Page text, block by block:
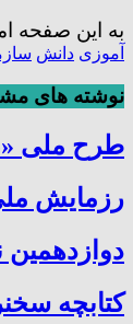
به این صفحه
آموزی دانش
نوشته های
طرح ملی
رزمایش
کتابچه